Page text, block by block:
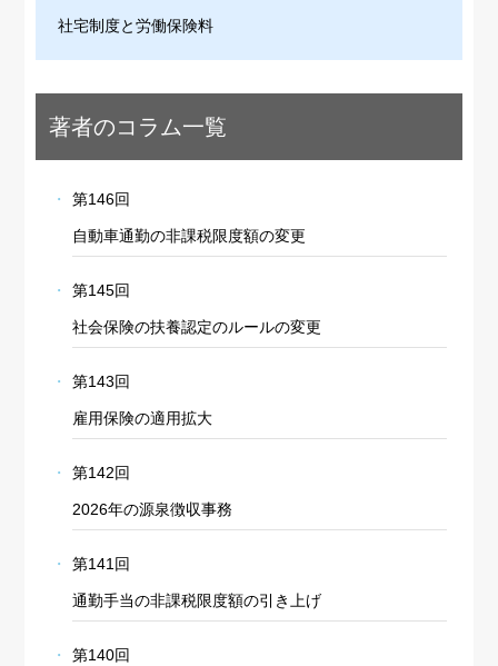
社宅制度と労働保険料
著者のコラム一覧
第146回
自動車通勤の非課税限度額の変更
第145回
社会保険の扶養認定のルールの変更
第143回
雇用保険の適用拡大
第142回
2026年の源泉徴収事務
第141回
通勤手当の非課税限度額の引き上げ
第140回